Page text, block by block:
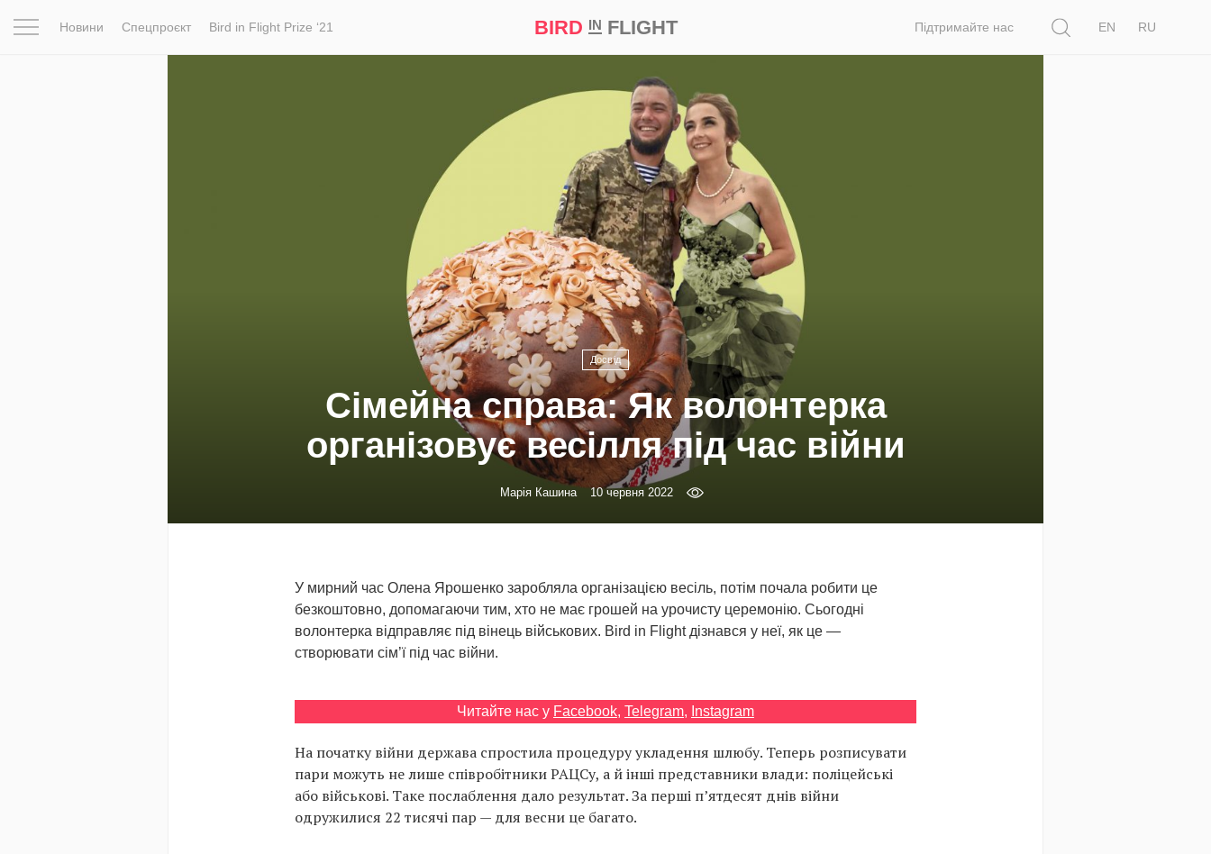
Новини Спецпроєкт Bird in Flight Prize ‘21 BIRD INFLIGHT Підтримайте нас
EN
RU
Досвід
Сімейна справа: Як волонтерка
організовує весілля під час війни
Марія Кашина 10 червня 2022
У мирний час Олена Ярошенко заробляла організацією весіль, потім почала робити це
безкоштовно, допомагаючи тим, хто не має грошей на урочисту церемонію. Сьогодні
волонтерка відправляє під вінець військових. Bird in Flight дізнався у неї, як це —
створювати сім’ї під час війни.
Читайте нас у Facebook, Telegram, Instagram
На початку війни держава спростила процедуру укладення шлюбу. Теперь розписувати
пари можуть не лише співробітники РАЦСу, а й інші представники влади: поліцейські
або військові. Таке послаблення дало результат. За перші п’ятдесят днів війни
одружилися 22 тисячі пар — для весни це багато.